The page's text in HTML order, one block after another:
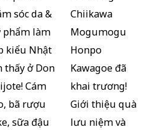
sóc da &
phẩm làm
kiểu Nhật
thấy ở Don
Cám
bã rượu
sữa đậu
Chiikawa
Mogumogu
Honpo
Kawagoe đã
khai trương!
Giới thiệu quà
lưu niệm và